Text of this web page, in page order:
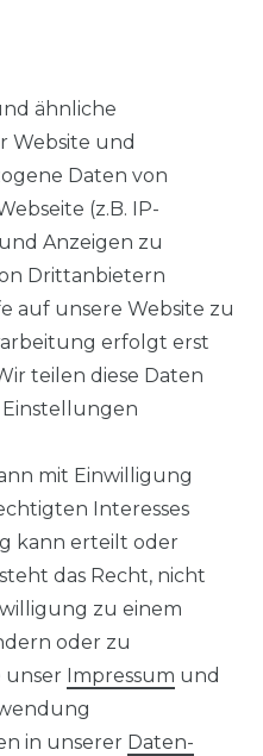
- Comfort Fit -
Herren Business
verschiedene
UVP 49,99 €
*
ähnliche
Website und
Daten von
(z.B. IP-
Anzeigen zu
Drittanbietern
auf unsere Website zu
erfolgt erst
teilen diese Daten
mit Einwilligung
Interesses
kann erteilt oder
das Recht, nicht
zu einem
oder zu
unser Impressum und
in unserer Daten­